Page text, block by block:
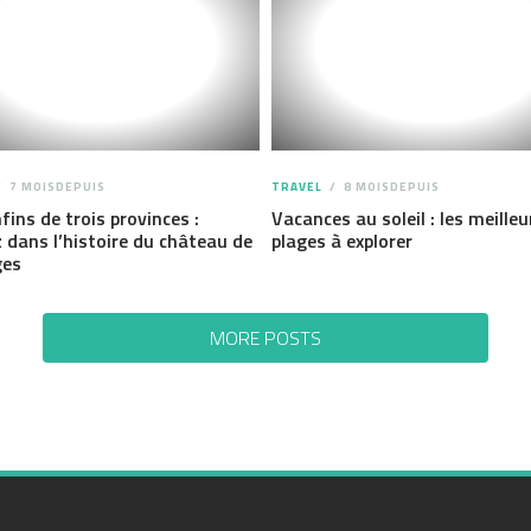
7 MOISDEPUIS
de trois provinces :
dans l’histoire du château de
TRAVEL 8 MOISDEPUIS
Vacances au soleil : les
plages à explorer
MORE POSTS